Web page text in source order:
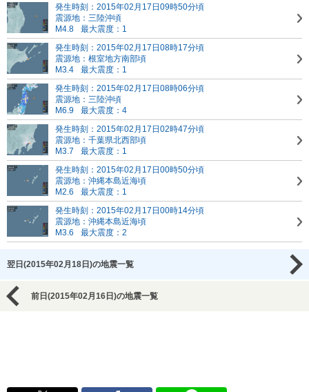
発生時刻：2015年02月17日09時50分頃
震源地：三陸沖頃
M4.8
最大震度：1
発生時刻：2015年02月17日08時17分頃
震源地：根室地方南部頃
M3.4
最大震度：1
発生時刻：2015年02月17日08時06分頃
震源地：三陸沖頃
M6.9
最大震度：4
発生時刻：2015年02月17日02時47分頃
震源地：千葉県北西部頃
M3.7
最大震度：1
発生時刻：2015年02月17日00時50分頃
震源地：沖縄本島近海頃
M2.6
最大震度：1
発生時刻：2015年02月17日00時14分頃
震源地：沖縄本島近海頃
M3.6
最大震度：2
翌日(2015年02月18日)の地震一覧
前日(2015年02月16日)の地震一覧